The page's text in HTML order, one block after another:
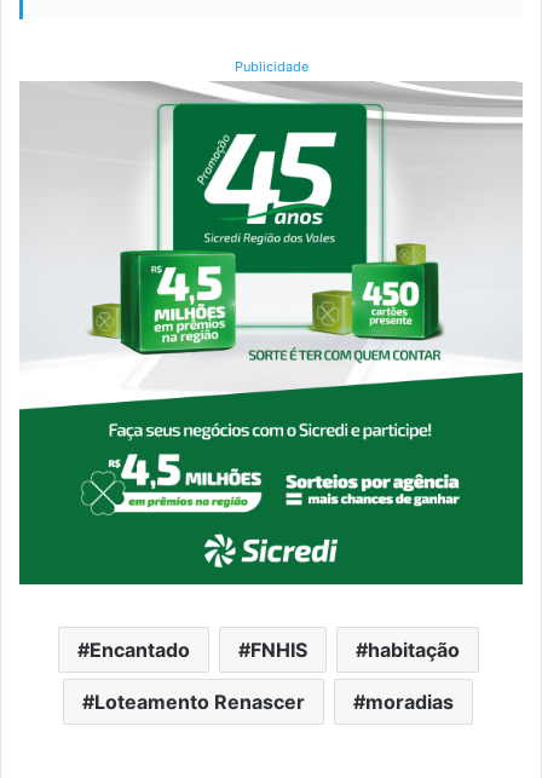
Publicidade
Encantado FNHIS habitação
Loteamento Renascer moradias